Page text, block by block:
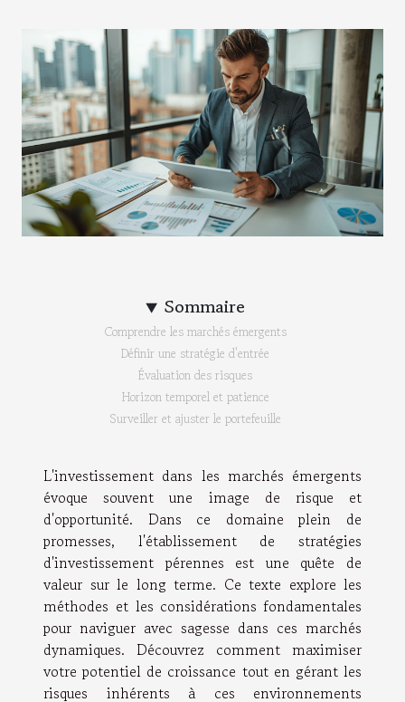
Sommaire
Comprendre les marchés émergents
Définir une stratégie d'entrée
Évaluation des risques
Horizon temporel et patience
Surveiller et ajuster le portefeuille
L'investissement dans les marchés émergents
évoque souvent une image de risque et
d'opportunité. Dans ce domaine plein de
promesses, l'établissement de stratégies
d'investissement pérennes est une quête de
valeur sur le long terme. Ce texte explore les
méthodes et les considérations fondamentales
pour naviguer avec sagesse dans ces marchés
dynamiques. Découvrez comment maximiser
votre potentiel de croissance tout en gérant les
risques inhérents à ces environnements